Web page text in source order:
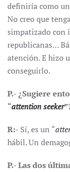
definiría como
No creo que
simpatizado con
republicanas…
atención. E hizo
conseguirlo.
P.- ¿Sugiere
“attention seeker
R:- Sí, es un “
hábil. Un
P.- Las dos